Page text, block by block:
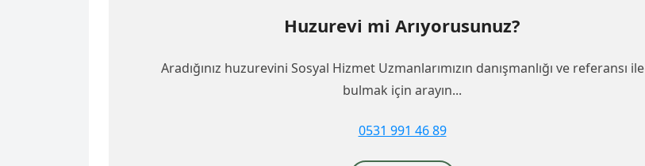
Huzurevi mi Arıyorusunuz?
Aradığınız huzurevini Sosyal Hizmet Uzmanlarımızın danışmanlığı ve referansı ile
bulmak için arayın...
0531 991 46 89